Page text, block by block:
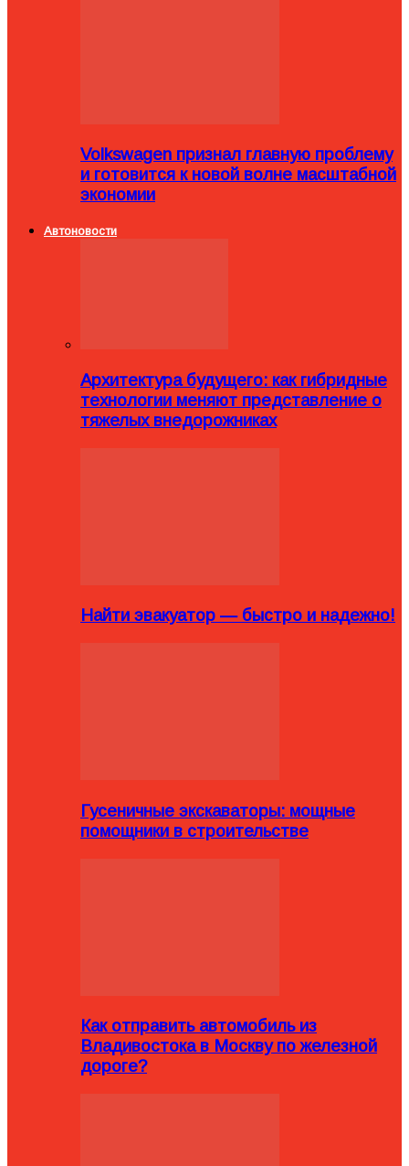
Volkswagen признал главную проблему
и готовится к новой волне масштабной
экономии
Автоновости
Архитектура будущего: как гибридные
технологии меняют представление о
тяжелых внедорожниках
Найти эвакуатор — быстро и надежно!
Гусеничные экскаваторы: мощные
помощники в строительстве
Как отправить автомобиль из
Владивостока в Москву по железной
дороге?